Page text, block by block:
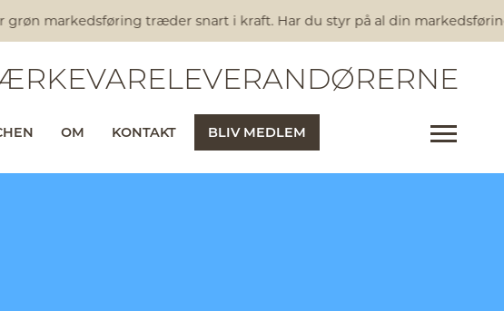
markedsføring træder snart i kraft. Har du styr på al din
OM KONTAKT BLIV MEDLEM